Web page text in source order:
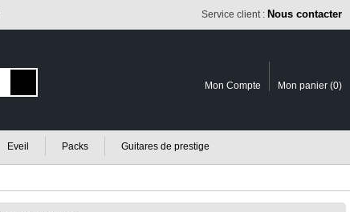
Service client : Nous contacter
Mon Compte Mon panier (0)
Eveil Packs Guitares de prestige